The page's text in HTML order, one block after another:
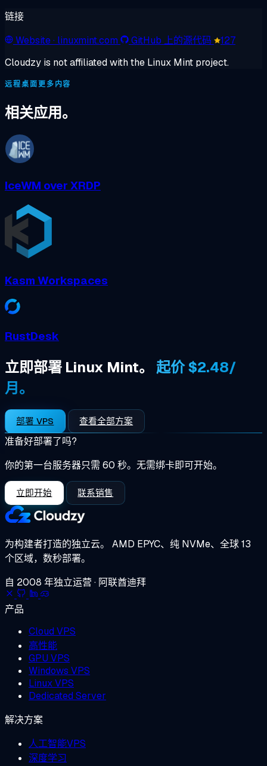
链接
Website· linuxmint.com GitHub 上的源代码
127
Cloudzy is not affiliated with the Linux Mint project.
远程桌面更多内容
相关应用。
IceWM over XRDP
Kasm Workspaces
RustDesk
立即部署 Linux Mint。 起价 $2.48/
月。
部署 VPS 查看全部方案
准备好部署了吗?
你的第一台服务器只需 60 秒。无需绑卡即可开始。
立即开始 联系销售
为构建者打造的独立云。 AMD EPYC、纯 NVMe、全球 13
个区域，数秒部署。
自 2008 年独立运营 · 阿联酋迪拜
产品
Cloud VPS
高性能
GPU VPS
Windows VPS
Linux VPS
Dedicated Server
解决方案
人工智能VPS
深度学习